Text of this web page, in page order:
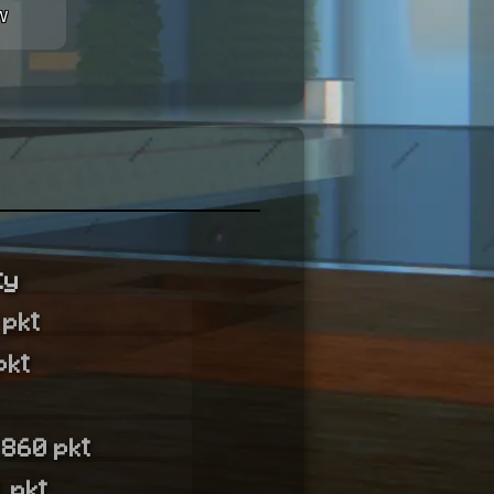
pkt